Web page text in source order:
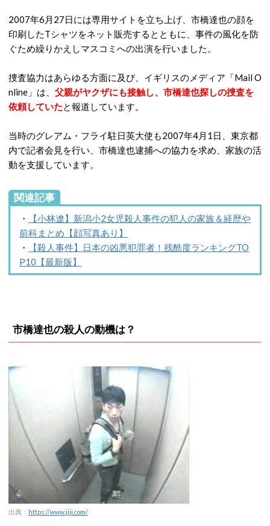
2007年6月27日には専用サイトを立ち上げ、市橋達也の顔を
印刷したTシャツをネット販売するとともに、事件の風化を防
ぐため繰りかえしマスコミへの出演を行いました。
捜査協力はあらゆる方面に及び、イギリスのメディア「Mail O
nline」は、 父親がヤクザにも接触し、市橋達也探しの捜査を
依頼していたと報道しています。
当時のグレアム・フライ駐日英大使も2007年4月1日、東京都
内で記者会見を行い、市橋達也逮捕への協力を求め、家族の活
動を支援しています。
関連記事
・
【小林遼】新潟小2女児殺人事件の犯人の家族＆経歴や
前科まとめ【顔写真あり】
・
【殺人事件】日本の凶悪犯罪者！残酷度ランキングTO
P10【最新版】
市橋達也の殺人の動機は？
出典： https://www.jiji.com/